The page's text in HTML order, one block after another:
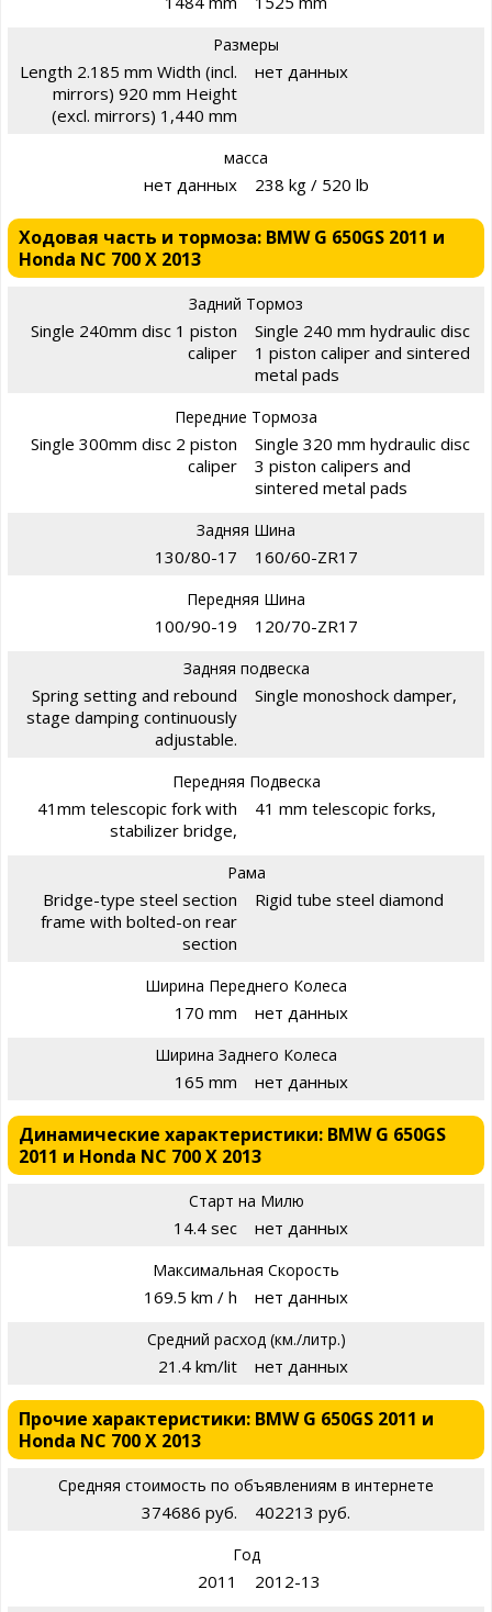
Размеры
Length 2.185 mm Width (incl.
mirrors) 920 mm Height
(excl. mirrors) 1,440 mm
нет данных
масса
нет данных 238 kg / 520 lb
Ходовая часть и тормоза: BMW G 650GS 2011 и
Honda NC 700 X 2013
Задний Тормоз
Single 240mm disc 1 piston
caliper
Single 240 mm hydraulic disc
1 piston caliper and sintered
metal pads
Передние Тормоза
Single 300mm disc 2 piston
caliper
Single 320 mm hydraulic disc
3 piston calipers and
sintered metal pads
Задняя Шина
130/80-17 160/60-ZR17
Передняя Шина
100/90-19 120/70-ZR17
Задняя подвеска
Spring setting and rebound
stage damping continuously
adjustable.
Single monoshock damper,
Передняя Подвеска
41mm telescopic fork with
stabilizer bridge,
41 mm telescopic forks,
Рама
Bridge-type steel section
frame with bolted-on rear
section
Rigid tube steel diamond
Ширина Переднего Колеса
170 mm нет данных
Ширина Заднего Колеса
165 mm нет данных
Динамические характеристики: BMW G 650GS
2011 и Honda NC 700 X 2013
Старт на Милю
14.4 sec нет данных
Максимальная Скорость
169.5 km / h нет данных
Средний расход (км./литр.)
21.4 km/lit нет данных
Прочие характеристики: BMW G 650GS 2011 и
Honda NC 700 X 2013
Средняя стоимость по объявлениям в интернете
374686 руб. 402213 руб.
Год
2011 2012-13